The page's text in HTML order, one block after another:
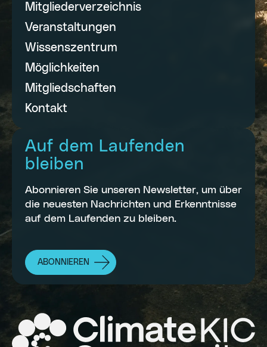
Mitgliederverzeichnis
Veranstaltungen
Wissenszentrum
Möglichkeiten
Mitgliedschaften
Kontakt
Auf dem Laufenden
bleiben
Abonnieren Sie unseren Newsletter, um über
die neuesten Nachrichten und Erkenntnisse
auf dem Laufenden zu bleiben.
ABONNIEREN